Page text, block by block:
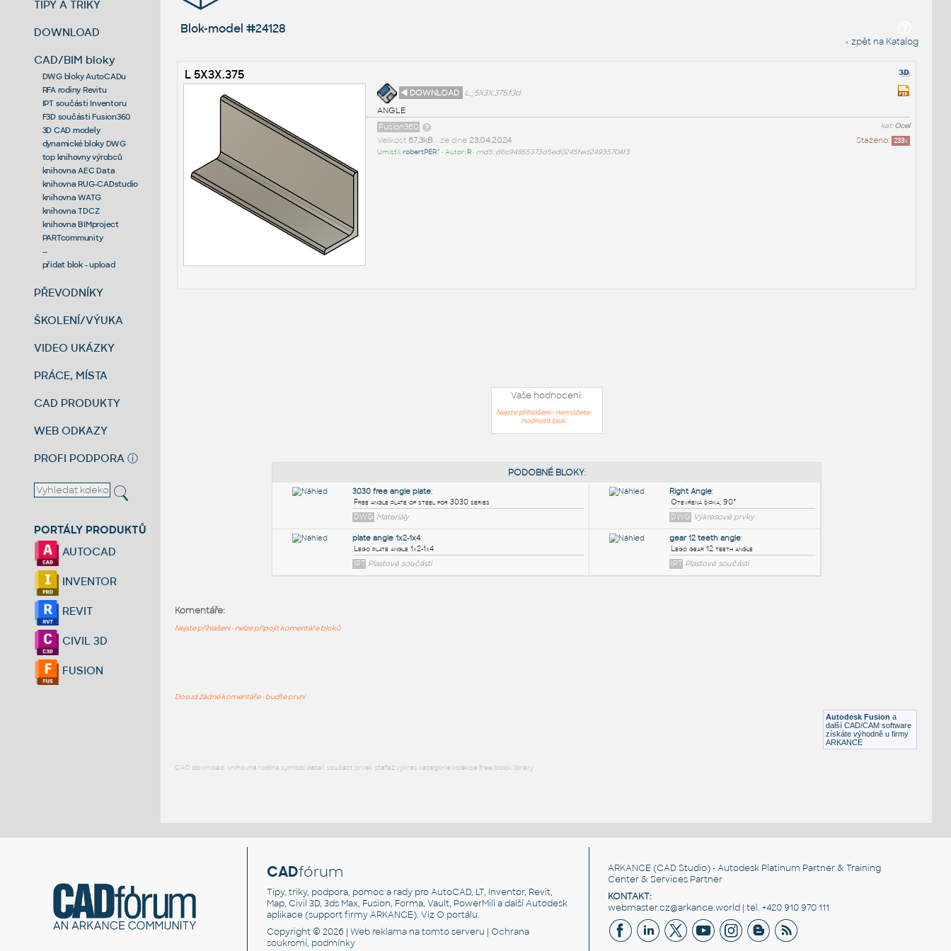
TIPY A TRIKY
DOWNLOAD
CAD/BIM bloky
DWG bloky AutoCADu
RFA rodiny Revitu
IPT součásti Inventoru
F3D součásti Fusion360
3D CAD modely
dynamické bloky DWG
top knihovny výrobců
knihovna AEC Data
knihovna RUG-CADstudio
knihovna WATG
knihovna TDCZ
knihovna BIMproject
PARTcommunity
--
přidat blok - upload
PŘEVODNÍKY
ŠKOLENÍ/VÝUKA
VIDEO UKÁZKY
PRÁCE, MÍSTA
CAD PRODUKTY
WEB ODKAZY
PROFI PODPORA ⓘ
PORTÁLY PRODUKTŮ
AUTOCAD
INVENTOR
REVIT
CIVIL 3D
FUSION
Blok-model #24128
« zpět na Katalog
L 5X3X.375
◄ DOWNLOAD
L_5X3X.375.f3d
ANGLE
kat:Ocel
Fusion360
Staženo: 233x
Velikost 67,3kB• ze dne 23.04.2024
Umístil:robertPER^ • Autor: R• md5: d6c94855373d5ed0245fed24935704f3
Vaše hodnocení:
Nejste přihlášeni - nemůžete
hodnotit blok
Plastové součásti
Autodesk Fusion a
další CAD/CAM software
získáte výhodně u firmy
ARKANCE
Komentáře:
Nejste přihlášeni - nelze připojit komentáře bloků
Dosud žádné komentáře - buďte první
CAD download: knihovna rodina symbol detail součást prvek stafáž výkres kategorie kolekce free block library
CADfórum
Tipy, triky, podpora, pomoc a rady pro AutoCAD, LT, Inventor, Revit,
Map, Civil 3D, 3ds Max, Fusion, Forma, Vault, PowerMill a další Autodesk
aplikace (support firmy ARKANCE). VizO portálu.
Copyright © 2026 |Web reklama na tomto serveru |Ochrana
soukromí, podmínky
ARKANCE (CAD Studio) - Autodesk Platinum Partner & Training
Center & Services Partner
KONTAKT:
webmaster.cz@arkance.world | tel. +420 910 970 111